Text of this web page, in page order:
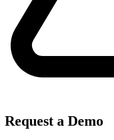
Request a Demo